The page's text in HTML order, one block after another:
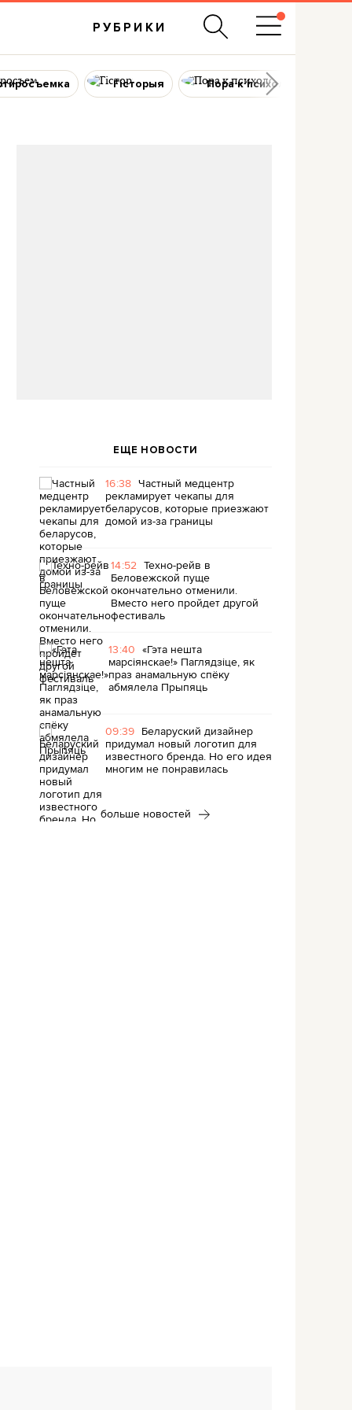
РУБРИКИ
Гісторыя Пора к психологу
ЕЩЕ НОВОСТИ
16:38 Частный медцентр
рекламирует чекапы для
беларусов, которые приезжают
домой из-за границы
14:52 Техно-рейв в
Беловежской пуще
окончательно отменили.
Вместо него пройдет другой
фестиваль
13:40 «Гэта нешта
марсіянскае!» Паглядзіце, як
праз анамальную спёку
абмялела Прыпяць
09:39 Беларуский дизайнер
придумал новый логотип для
известного бренда. Но его идея
многим не понравилась
больше новостей